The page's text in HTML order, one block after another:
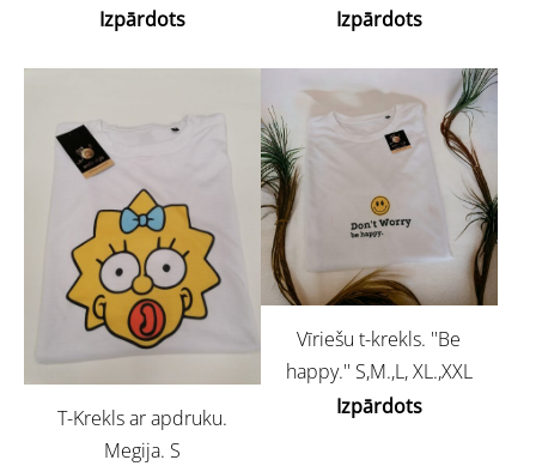
Izpārdots
Izpārdots
T-Krekls ar apdruku.
Megija. S
Vīriešu t-krekls. ''Be
happy.'' S,M.,L, XL.,XXL
Izpārdots